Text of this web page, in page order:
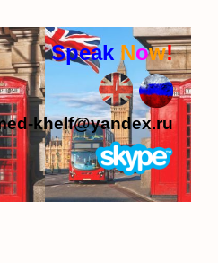
Speak Now!
khelf@yandex.ru